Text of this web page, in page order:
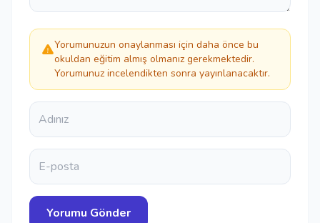
Yorumunuzun onaylanması için daha önce bu
okuldan eğitim almış olmanız gerekmektedir.
Yorumunuz incelendikten sonra yayınlanacaktır.